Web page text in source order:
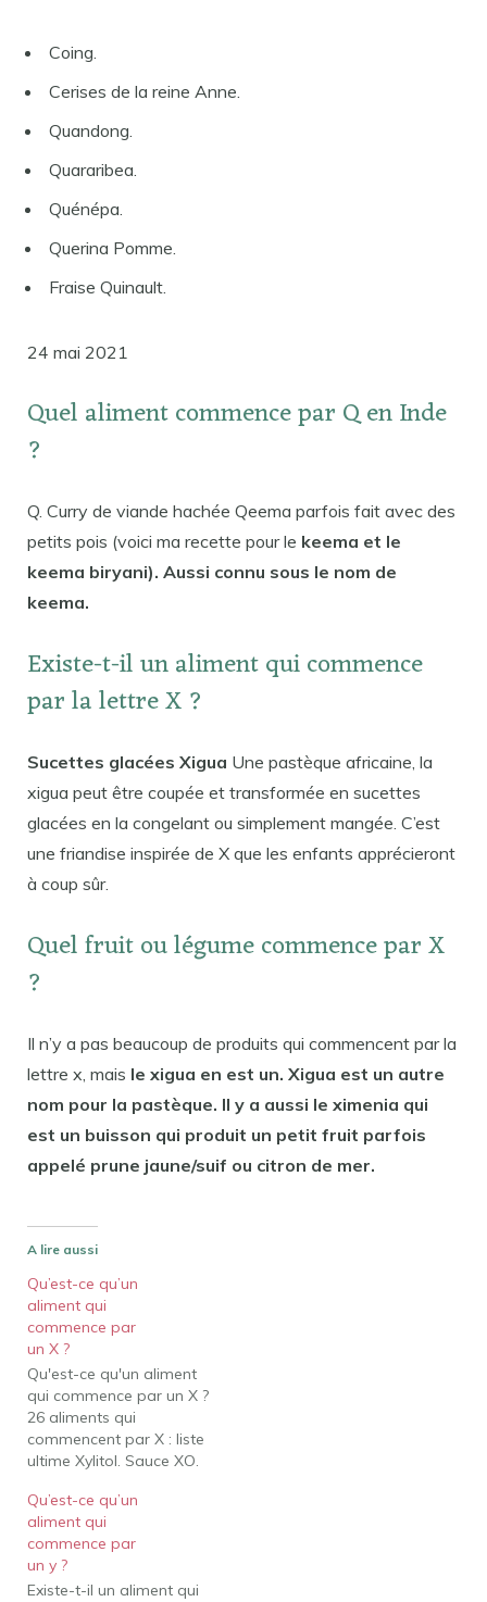
Coing.
Cerises de la reine Anne.
Quandong.
Quararibea.
Quénépa.
Querina Pomme.
Fraise Quinault.
24 mai 2021
Quel aliment commence par Q en Inde
?
Q. Curry de viande hachée Qeema parfois fait avec des
petits pois (voici ma recette pour le keema et le
keema biryani). Aussi connu sous le nom de
keema.
Existe-t-il un aliment qui commence
par la lettre X ?
Sucettes glacées Xigua Une pastèque africaine, la
xigua peut être coupée et transformée en sucettes
glacées en la congelant ou simplement mangée. C’est
une friandise inspirée de X que les enfants apprécieront
à coup sûr.
Quel fruit ou légume commence par X
?
Il n’y a pas beaucoup de produits qui commencent par la
lettre x, mais le xigua en est un. Xigua est un autre
nom pour la pastèque. Il y a aussi le ximenia qui
est un buisson qui produit un petit fruit parfois
appelé prune jaune/suif ou citron de mer.
A lire aussi
Qu’est-ce qu’un
aliment qui
commence par
un X ?
Qu'est-ce qu'un aliment
qui commence par un X ?
26 aliments qui
commencent par X : liste
ultime Xylitol. Sauce XO.
Soupe. Xavier Steack.
Xnipec. Xigua. Raisins
Xinomavro. Quel dessert
commence par X ?
Xingren Donfu est l'un
Qu’est-ce qu’un
aliment qui
commence par
un y ?
Existe-t-il un aliment qui